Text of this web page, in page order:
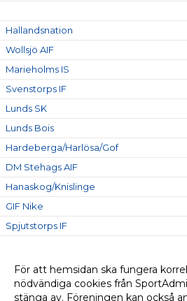
Hallandsnation
Wollsjö AIF
Marieholms IS
Svenstorps IF
Lunds SK
Lunds Bois
Hardeberga/Harlösa/Gof
DM Stehags AIF
Hanaskog/Knislinge
GIF Nike
Spjutstorps IF
Harlösaspelen
Hesslecupen
För att hemsidan ska fungera
nödvändiga cookies från
stänga av. Föreningen kan också